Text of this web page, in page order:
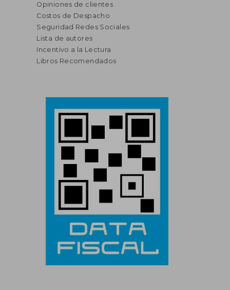
Opiniones de clientes
Costos de Despacho
Seguridad Redes Sociales
Lista de autores
Incentivo a la Lectura
Libros Recomendados